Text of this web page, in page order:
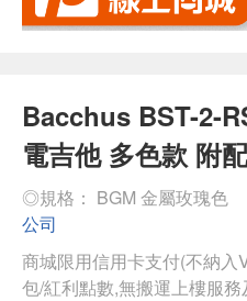
Bacchus BST-2-
電吉他 多色款 附
◎規格： BGM 金屬玫瑰色
公司
商城限用信用卡支付(不納
包/紅利點數,無搬運上樓服